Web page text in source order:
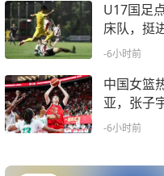
U17国足
床队，挺
决赛
-6小时前
中国女篮
亚，张子
功
-6小时前